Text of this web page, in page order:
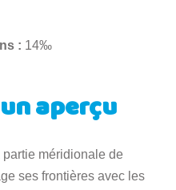
: 14‰
aperçu
méridionale de
ses frontières avec les